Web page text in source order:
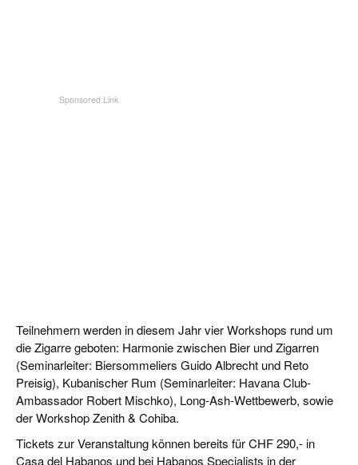
Teilnehmern werden in diesem Jahr vier Workshops rund um
die Zigarre geboten: Harmonie zwischen Bier und Zigarren
(Seminarleiter: Biersommeliers Guido Albrecht und Reto
Preisig), Kubanischer Rum (Seminarleiter: Havana Club-
Ambassador Robert Mischko), Long-Ash-Wettbewerb, sowie
der Workshop Zenith & Cohiba.
Tickets zur Veranstaltung können bereits für CHF 290,- in
Casa del Habanos und bei Habanos Specialists in der